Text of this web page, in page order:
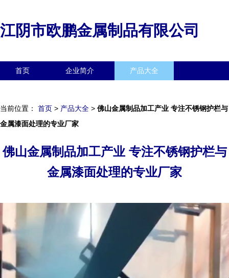
江阴市欧鹏金属制品有限公司
首页 企业简介 产品大全
当前位置： 首页 > 产品大全 > 佛山金属制品加工产业 专注不锈钢护栏与
金属漆面处理的专业厂家
佛山金属制品加工产业 专注不锈钢护栏与
金属漆面处理的专业厂家